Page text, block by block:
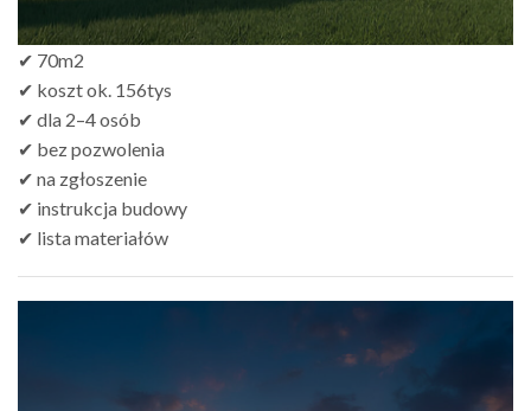
✔ 70m2
✔ koszt ok. 156tys
✔ dla 2–4 osób
✔ bez pozwolenia
✔ na zgłoszenie
✔ instrukcja budowy
✔ lista materiałów